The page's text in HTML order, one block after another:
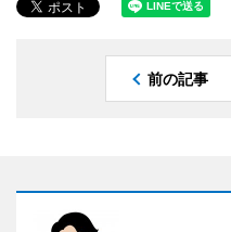
前の記事